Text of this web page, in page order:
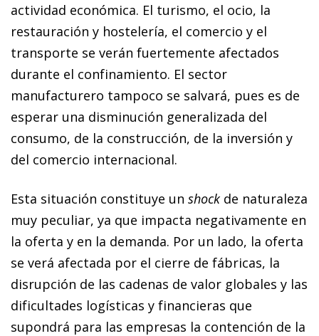
actividad económica. El turismo, el ocio, la
restauración y hostelería, el comercio y el
transporte se verán fuertemente afectados
durante el confinamiento. El sector
manufacturero tampoco se salvará, pues es de
esperar una disminución generalizada del
consumo, de la construcción, de la inversión y
del comercio internacional.
Esta situación constituye un shock de naturaleza
muy pe­­culiar, ya que impacta negativamente en
la oferta y en la demanda. Por un lado, la oferta
se verá afectada por el cierre de fábricas, la
disrupción de las cadenas de valor globales y las
dificultades logísticas y financieras que
supondrá para las empresas la contención de la